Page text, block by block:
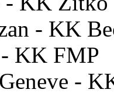
- KK
KK FMP
-